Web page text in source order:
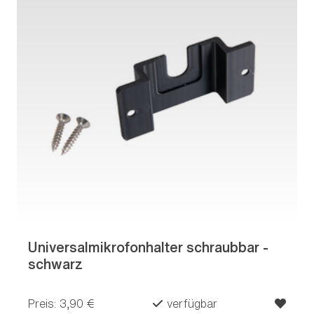
Universalmikrofonhalter schraubbar -
schwarz
Preis: 3,90 € verfügbar